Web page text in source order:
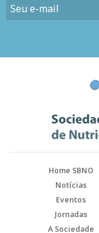
Home SBNO
Notícias
Eventos
Jornadas
A Sociedade